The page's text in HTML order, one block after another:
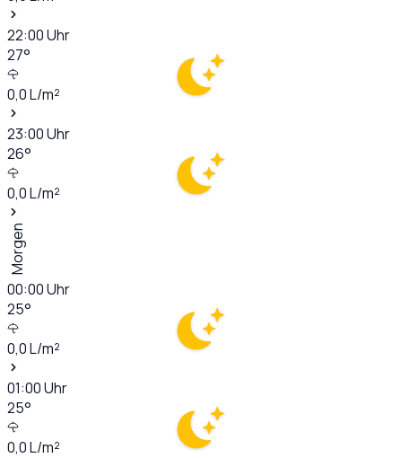
22:00Uhr
27°
0,0L/m²
23:00Uhr
26°
0,0L/m²
Morgen
00:00Uhr
25°
0,0L/m²
01:00Uhr
25°
0,0L/m²